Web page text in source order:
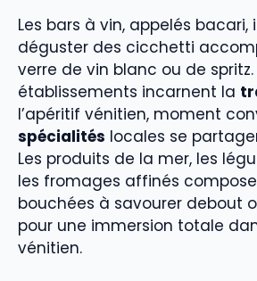
Les bars à vin, appelés bacari,
déguster des cicchetti
verre de vin blanc ou de spritz.
établissements incarnent la
l’apéritif vénitien, moment
spécialités locales se
Les produits de la mer, les
les fromages affinés
bouchées à savourer debout
pour une immersion totale
vénitien.